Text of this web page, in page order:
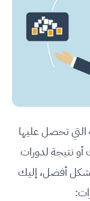
التي تحصل عليها
نتيجة لدورات
أفضل، إليك